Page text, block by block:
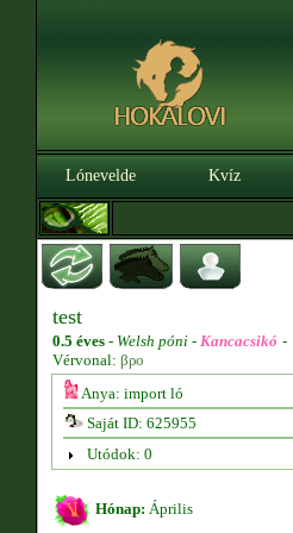
Lónevelde Kvíz
test
0.5 éves - Welsh póni - Kancacsikó -
Vérvonal: βρο
Anya: import ló
Saját ID: 625955
Utódok: 0
Hónap: Április